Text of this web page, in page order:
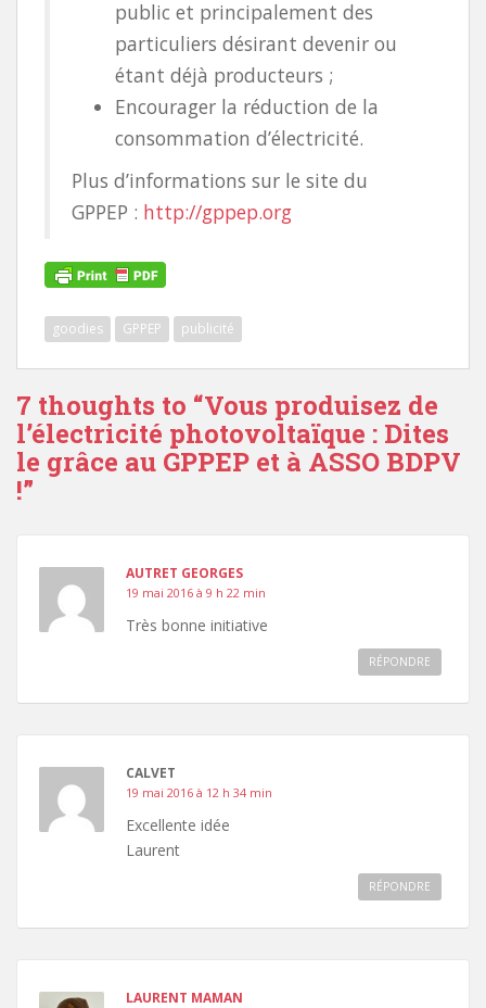
public et principalement des
particuliers désirant devenir ou
étant déjà producteurs ;
Encourager la réduction de la
consommation d’électricité.
Plus d’informations sur le site du
GPPEP : http://gppep.org
goodies GPPEP publicité
7 thoughts to “Vous produisez de
l’électricité photovoltaïque : Dites
le grâce au GPPEP et à ASSO BDPV
!”
AUTRET GEORGES
19 mai 2016 à 9 h 22 min
Très bonne initiative
RÉPONDRE
CALVET
19 mai 2016 à 12 h 34 min
Excellente idée
Laurent
RÉPONDRE
LAURENT MAMAN